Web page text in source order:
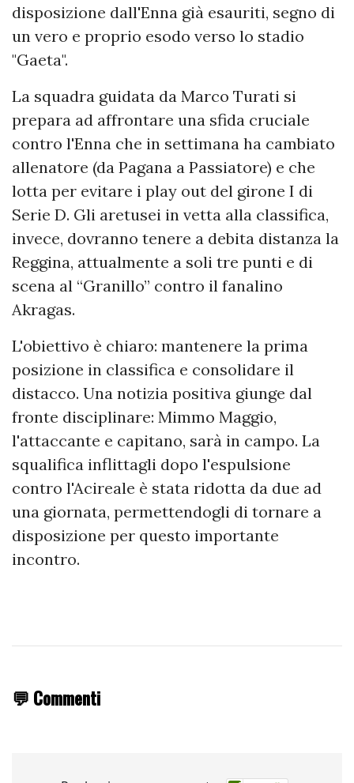
disposizione dall'Enna già esauriti, segno di
un vero e proprio esodo verso lo stadio
"Gaeta".
La squadra guidata da Marco Turati si
prepara ad affrontare una sfida cruciale
contro l'Enna che in settimana ha cambiato
allenatore (da Pagana a Passiatore) e che
lotta per evitare i play out del girone I di
Serie D. Gli aretusei in vetta alla classifica,
invece, dovranno tenere a debita distanza la
Reggina, attualmente a soli tre punti e di
scena al “Granillo” contro il fanalino
Akragas.
L'obiettivo è chiaro: mantenere la prima
posizione in classifica e consolidare il
distacco. Una notizia positiva giunge dal
fronte disciplinare: Mimmo Maggio,
l'attaccante e capitano, sarà in campo. La
squalifica inflittagli dopo l'espulsione
contro l'Acireale è stata ridotta da due ad
una giornata, permettendogli di tornare a
disposizione per questo importante
incontro.
💬 Commenti